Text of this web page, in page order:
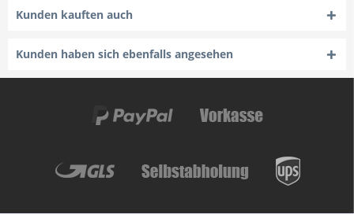
Kunden kauften auch
Kunden haben sich ebenfalls angesehen